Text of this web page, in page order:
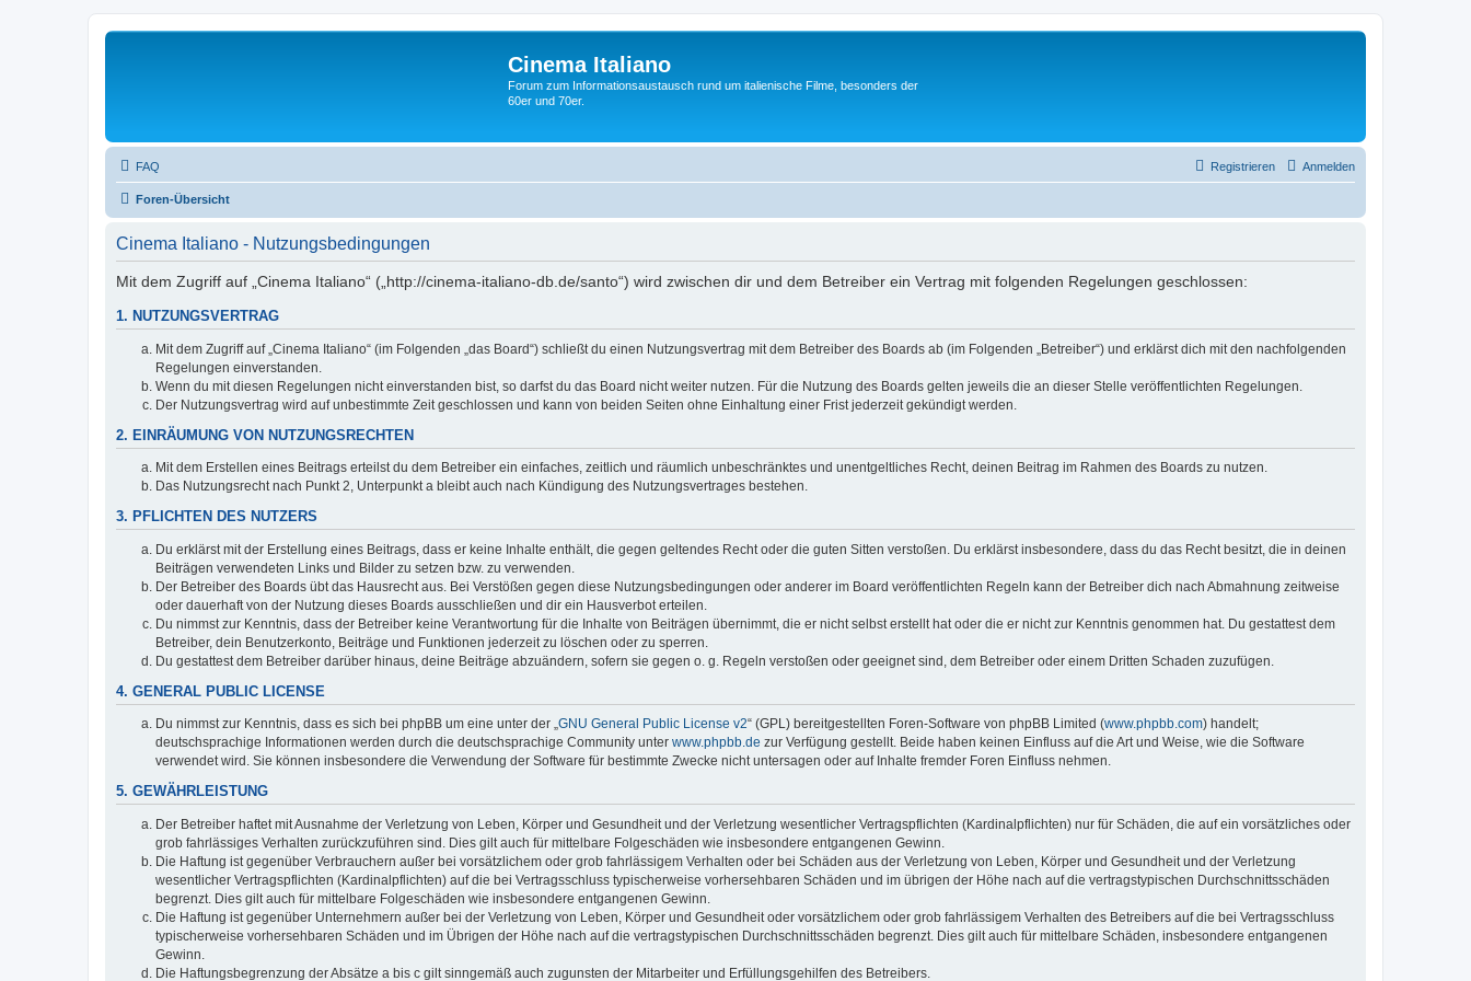
Cinema Italiano
Forum zum Informationsaustausch rund um italienische Filme, besonders der
60er und 70er.
FAQ Anmelden
Registrieren
Foren-Übersicht
Cinema Italiano - Nutzungsbedingungen
Mit dem Zugriff auf „Cinema Italiano“ („http://cinema-italiano-db.de/santo“) wird zwischen dir und dem Betreiber ein Vertrag mit folgenden Regelungen geschlossen:
1. NUTZUNGSVERTRAG
Mit dem Zugriff auf „Cinema Italiano“ (im Folgenden „das Board“) schließt du einen Nutzungsvertrag mit dem Betreiber des Boards ab (im Folgenden „Betreiber“) und erklärst dich mit den nachfolgenden
Regelungen einverstanden.
Wenn du mit diesen Regelungen nicht einverstanden bist, so darfst du das Board nicht weiter nutzen. Für die Nutzung des Boards gelten jeweils die an dieser Stelle veröffentlichten Regelungen.
Der Nutzungsvertrag wird auf unbestimmte Zeit geschlossen und kann von beiden Seiten ohne Einhaltung einer Frist jederzeit gekündigt werden.
2. EINRÄUMUNG VON NUTZUNGSRECHTEN
Mit dem Erstellen eines Beitrags erteilst du dem Betreiber ein einfaches, zeitlich und räumlich unbeschränktes und unentgeltliches Recht, deinen Beitrag im Rahmen des Boards zu nutzen.
Das Nutzungsrecht nach Punkt 2, Unterpunkt a bleibt auch nach Kündigung des Nutzungsvertrages bestehen.
3. PFLICHTEN DES NUTZERS
Du erklärst mit der Erstellung eines Beitrags, dass er keine Inhalte enthält, die gegen geltendes Recht oder die guten Sitten verstoßen. Du erklärst insbesondere, dass du das Recht besitzt, die in deinen
Beiträgen verwendeten Links und Bilder zu setzen bzw. zu verwenden.
Der Betreiber des Boards übt das Hausrecht aus. Bei Verstößen gegen diese Nutzungsbedingungen oder anderer im Board veröffentlichten Regeln kann der Betreiber dich nach Abmahnung zeitweise
oder dauerhaft von der Nutzung dieses Boards ausschließen und dir ein Hausverbot erteilen.
Du nimmst zur Kenntnis, dass der Betreiber keine Verantwortung für die Inhalte von Beiträgen übernimmt, die er nicht selbst erstellt hat oder die er nicht zur Kenntnis genommen hat. Du gestattest dem
Betreiber, dein Benutzerkonto, Beiträge und Funktionen jederzeit zu löschen oder zu sperren.
Du gestattest dem Betreiber darüber hinaus, deine Beiträge abzuändern, sofern sie gegen o. g. Regeln verstoßen oder geeignet sind, dem Betreiber oder einem Dritten Schaden zuzufügen.
4. GENERAL PUBLIC LICENSE
Du nimmst zur Kenntnis, dass es sich bei phpBB um eine unter der „GNU General Public License v2“ (GPL) bereitgestellten Foren-Software von phpBB Limited (www.phpbb.com) handelt;
deutschsprachige Informationen werden durch die deutschsprachige Community unter www.phpbb.de zur Verfügung gestellt. Beide haben keinen Einfluss auf die Art und Weise, wie die Software
verwendet wird. Sie können insbesondere die Verwendung der Software für bestimmte Zwecke nicht untersagen oder auf Inhalte fremder Foren Einfluss nehmen.
5. GEWÄHRLEISTUNG
Der Betreiber haftet mit Ausnahme der Verletzung von Leben, Körper und Gesundheit und der Verletzung wesentlicher Vertragspflichten (Kardinalpflichten) nur für Schäden, die auf ein vorsätzliches oder
grob fahrlässiges Verhalten zurückzuführen sind. Dies gilt auch für mittelbare Folgeschäden wie insbesondere entgangenen Gewinn.
Die Haftung ist gegenüber Verbrauchern außer bei vorsätzlichem oder grob fahrlässigem Verhalten oder bei Schäden aus der Verletzung von Leben, Körper und Gesundheit und der Verletzung
wesentlicher Vertragspflichten (Kardinalpflichten) auf die bei Vertragsschluss typischerweise vorhersehbaren Schäden und im übrigen der Höhe nach auf die vertragstypischen Durchschnittsschäden
begrenzt. Dies gilt auch für mittelbare Folgeschäden wie insbesondere entgangenen Gewinn.
Die Haftung ist gegenüber Unternehmern außer bei der Verletzung von Leben, Körper und Gesundheit oder vorsätzlichem oder grob fahrlässigem Verhalten des Betreibers auf die bei Vertragsschluss
typischerweise vorhersehbaren Schäden und im Übrigen der Höhe nach auf die vertragstypischen Durchschnittsschäden begrenzt. Dies gilt auch für mittelbare Schäden, insbesondere entgangenen
Gewinn.
Die Haftungsbegrenzung der Absätze a bis c gilt sinngemäß auch zugunsten der Mitarbeiter und Erfüllungsgehilfen des Betreibers.